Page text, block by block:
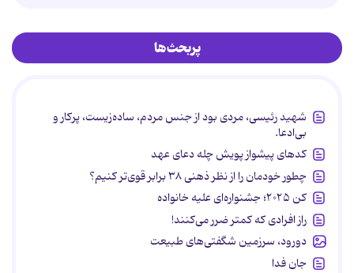
پربحث‌ها
شهید رئیسی، مردی بود از جنس مردم، ساده‌زیست، پرکار و
بی‌ادعا.
کدهای پیشواز پویش چله دعای عهد
چطور خودمان را از نظر ذهنی ۳۸ برابر قوی‌تر کنیم؟
کن ۲۰۲۵؛ جشنواره‌ای علیه خانواده
راز افرادی که کمتر ضرر می‌کنند!
دورود، سرزمین شگفتی‌های طبیعت
جان فدا